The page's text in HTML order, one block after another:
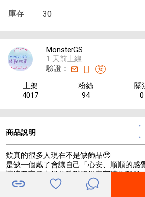
庫存 30
MonsterGS
1 天前上線
驗證：
安
上架
4017
粉絲
94
關
0
商品說明
欸真的很多人現在不是缺飾品🥹
是缺一個戴了會讓自己「心安、順順的感
讓這種寓意吉祥的瑞獸貔貅來守護你吧😘